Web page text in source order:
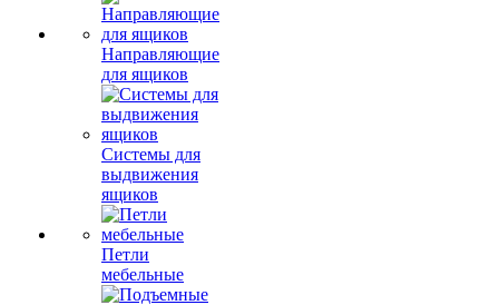
Направляющие
для ящиков
Системы для
выдвижения
ящиков
Петли
мебельные